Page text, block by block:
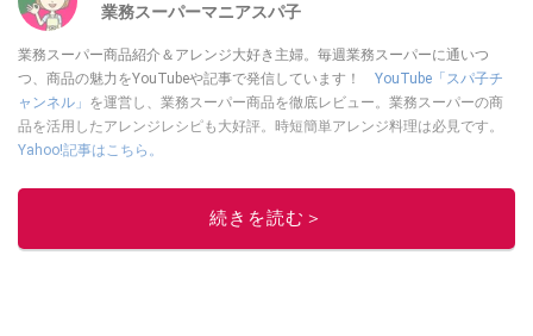
業務スーパーマニアスパ子
業務スーパー商品紹介＆アレンジ大好き主婦。毎週業務スーパーに通いつ
つ、商品の魅力をYouTubeや記事で発信しています！ YouTube「スパ子チ
ャンネル」 を運営し、業務スーパー商品を徹底レビュー。業務スーパーの商
品を活用したアレンジレシピも大好評。時短簡単アレンジ料理は必見です。
Yahoo!記事はこちら。
このイチオシストの他の記事を読む
続きを読む＞